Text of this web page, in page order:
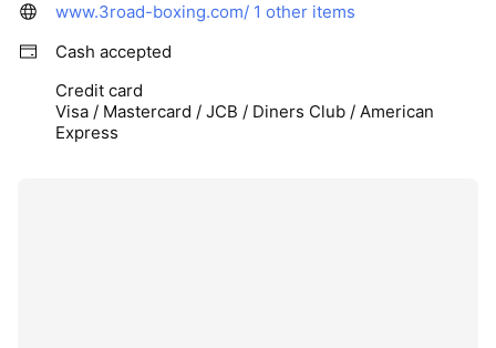
www.3road-boxing.com/ 1 other items
Cash accepted
Credit card
Visa / Mastercard / JCB / Diners Club / American
Express